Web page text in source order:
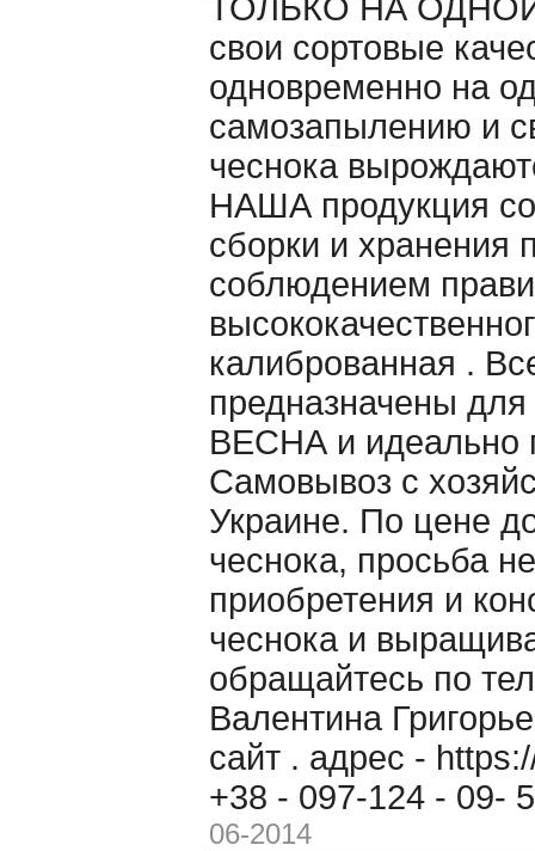
ТОЛЬКО НА ОДНОЙ
свои сортовые
одновременно на
самозапылению и
чеснока
НАША продукция
сборки и хранения
cоблюдением
калиброванная .
предназначены
ВЕСНА и идеально
Самовывоз с
Украине. По цене
чеснока, просьба
приобретения и
чеснока и
обращайтесь по
Валентина
сайт . адрес -
+38 - 097-124 - 09-
06-2014